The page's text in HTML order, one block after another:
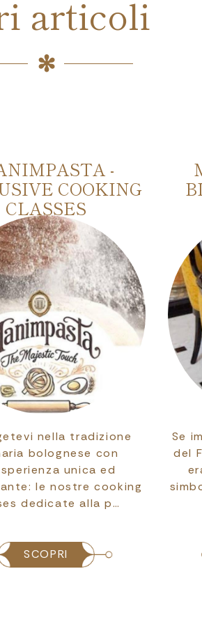
articoli
-
COOKING
CLASSES
nella tradizione
bolognese con
unica ed
le nostre cooking
dedicate alla p…
SCOPRI
Se
del